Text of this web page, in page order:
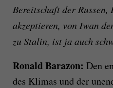
Bereitschaft der Russen,
akzeptieren, von Iwan
zu Stalin, ist ja auch
Ronald Barazon: Den
des Klimas und der